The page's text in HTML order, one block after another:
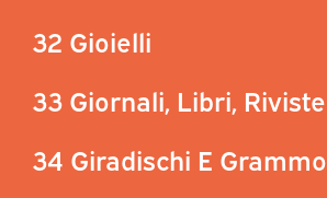
32 Gioielli
33 Giornali, Libri, Riviste
34 Giradischi E